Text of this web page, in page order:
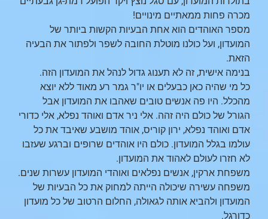
מכרה פחות ממאתיים מינויים!
מספר האוהדים הוא אחת הבעיות הקשות ביותר של
המועדון, ועל כולנו מוטלת החובה לשפר ולפתור את הבעיה
הזאת.
בנימה אישית, זה לא תענוג גדול לנהל את המועדון הזה.
כל מי שהיה כאן כבעלים או יו"ר גמר רע מאוד ללא יוצא
מהכלל. היו פה אנשים טובים שאהבו את המועדון אבל
הגורל של כולם היה זהה. אלי ניר אדם ואוהד נפלא, אלי כדורי
אדם ואוהד נפלא, ירון קוריס, אוהד מושבע שאיבד את כל
עולמו בגלל המועדון. כולם היו אוהדים שרופים וברגע שעזבו
לא חזרו לעולם לאהוד את המועדון.
משפחת ארקין, אנשים נפלאים ואוהדי המועדון עשרות שנים.
משפחה עשירה שיכולה הייתה למחוק את כל הבעיות של
המועדון ולהביא אותה לגאולה, החלום הרטוב של כל מועדון
כדורגל.